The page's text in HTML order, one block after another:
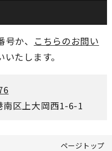
か、
こちらのお問い
たします。
区上大岡西1-6-1
ページトップ